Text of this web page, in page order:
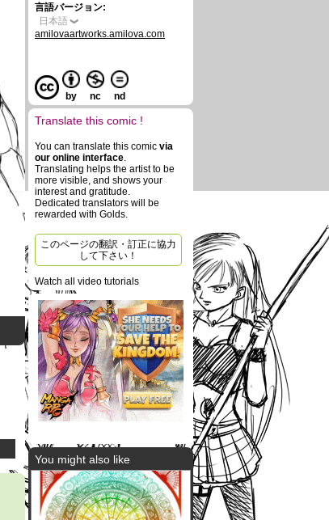
言語バージョン:
日本語
amilovaartworks.amilova.com
by nc nd
Translate this comic !
You can translate this comic via
our online interface.
Translating helps the artist to be
more visible, and shows your
interest and gratitude.
Dedicated translators will be
rewarded with Golds.
このページの翻訳・訂正に協力
して下さい！
Watch all video tutorials
You might also like